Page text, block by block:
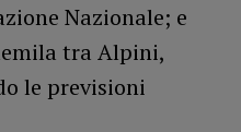
Nazionale; e
tra Alpini,
le previsioni